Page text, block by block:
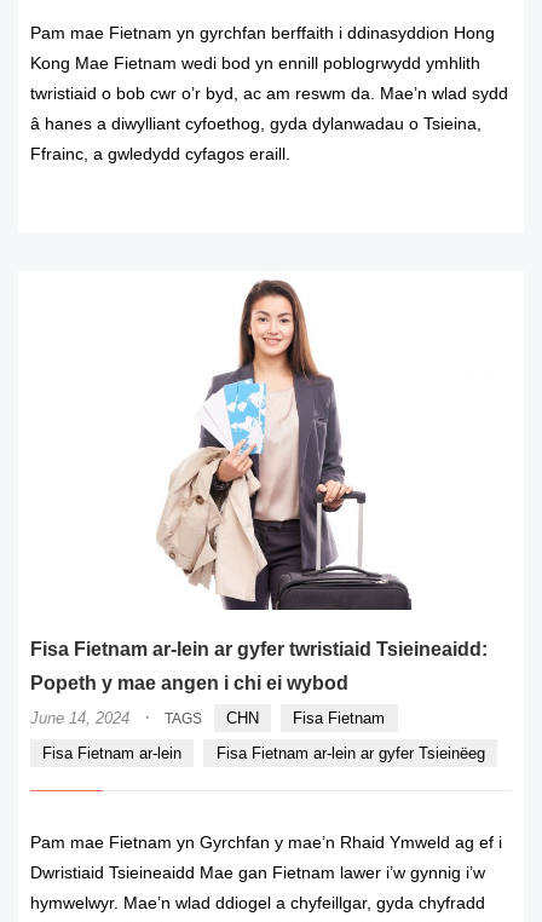
Pam mae Fietnam yn gyrchfan berffaith i ddinasyddion Hong
Kong Mae Fietnam wedi bod yn ennill poblogrwydd ymhlith
twristiaid o bob cwr o’r byd, ac am reswm da. Mae’n wlad sydd
â hanes a diwylliant cyfoethog, gyda dylanwadau o Tsieina,
Ffrainc, a gwledydd cyfagos eraill.
Fisa Fietnam ar-lein ar gyfer twristiaid Tsieineaidd:
Popeth y mae angen i chi ei wybod
June 14, 2024 · TAGS CHN
Fisa Fietnam
Fisa Fietnam ar-lein
Fisa Fietnam ar-lein ar gyfer Tsieinëeg
Pam mae Fietnam yn Gyrchfan y mae’n Rhaid Ymweld ag ef i
Dwristiaid Tsieineaidd Mae gan Fietnam lawer i’w gynnig i’w
hymwelwyr. Mae’n wlad ddiogel a chyfeillgar, gyda chyfradd